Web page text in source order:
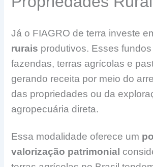
Já o FIAGRO de terra investe
rurais produtivos. Esses
fazendas, terras agrícolas e
gerando receita por meio do
das propriedades ou da
agropecuária direta.
Essa modalidade oferece um
valorização patrimonial